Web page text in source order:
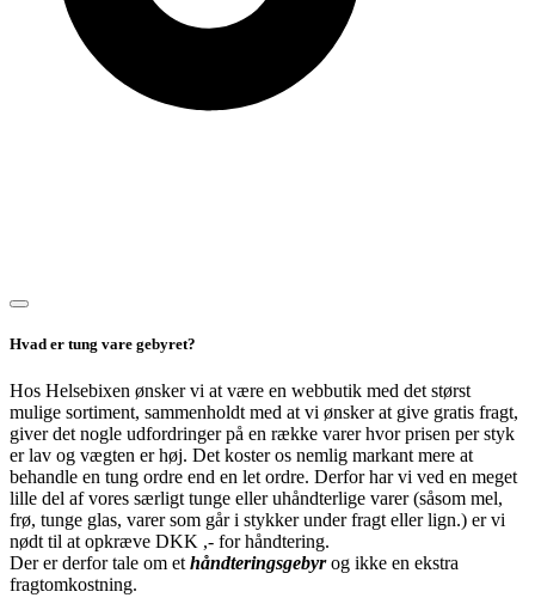
Hvad er tung vare gebyret?
Hos Helsebixen ønsker vi at være en webbutik med det størst
mulige sortiment, sammenholdt med at vi ønsker at give gratis fragt,
giver det nogle udfordringer på en række varer hvor prisen per styk
er lav og vægten er høj. Det koster os nemlig markant mere at
behandle en tung ordre end en let ordre. Derfor har vi ved en meget
lille del af vores særligt tunge eller uhåndterlige varer (såsom mel,
frø, tunge glas, varer som går i stykker under fragt eller lign.) er vi
nødt til at opkræve DKK ,- for håndtering.
Der er derfor tale om et håndteringsgebyrog ikke en ekstra
fragtomkostning.